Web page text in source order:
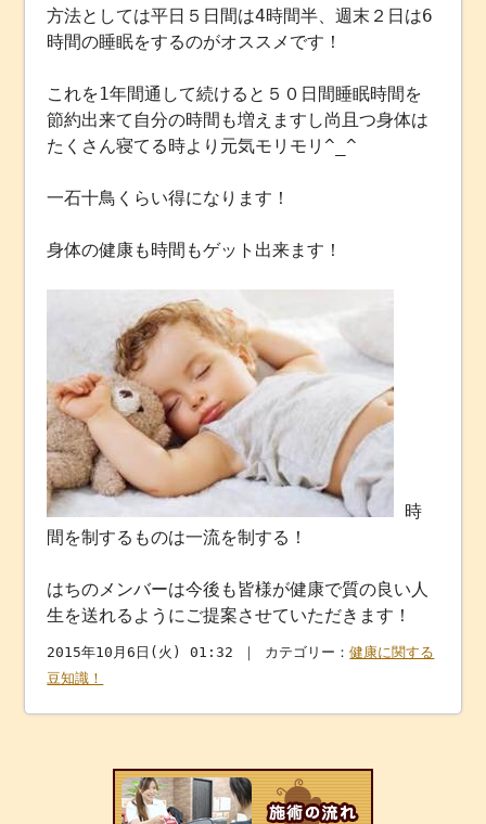
方法としては平日５日間は4時間半、週末２日は6
時間の睡眠をするのがオススメです！
これを1年間通して続けると５０日間睡眠時間を
節約出来て自分の時間も増えますし尚且つ身体は
たくさん寝てる時より元気モリモリ^_^
一石十鳥くらい得になります！
身体の健康も時間もゲット出来ます！
時
間を制するものは一流を制する！
はちのメンバーは今後も皆様が健康で質の良い人
生を送れるようにご提案させていただきます！
2015年10月6日(火) 01:32 ｜ カテゴリー：健康に関する
豆知識！